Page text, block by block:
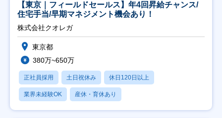
【東京｜フィールドセールス】年4回昇給チャンス/
住宅手当/早期マネジメント機会あり！
株式会社クオレガ
東京都
380万~650万
正社員採用 土日祝休み 休日120日以上
業界未経験OK 産休・育休あり